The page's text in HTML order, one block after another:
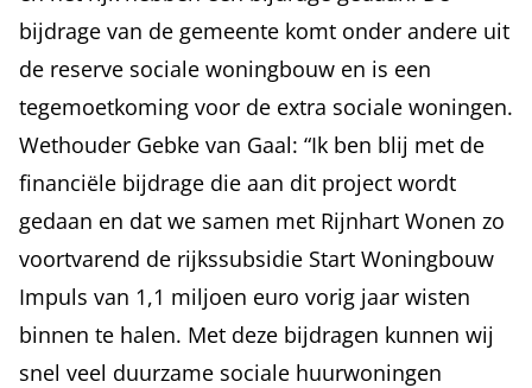
bijdrage van de gemeente komt onder andere uit
de reserve sociale woningbouw en is een
tegemoetkoming voor de extra sociale woningen.
Wethouder Gebke van Gaal: “Ik ben blij met de
financiële bijdrage die aan dit project wordt
gedaan en dat we samen met Rijnhart Wonen zo
voortvarend de rijkssubsidie Start Woningbouw
Impuls van 1,1 miljoen euro vorig jaar wisten
binnen te halen. Met deze bijdragen kunnen wij
snel veel duurzame sociale huurwoningen